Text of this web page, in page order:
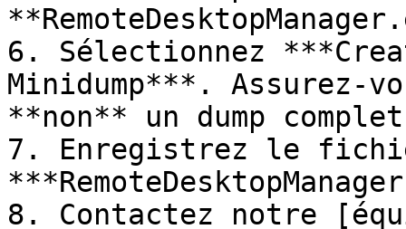
6. Sélectionnez
Minidump***. Assurez-
**non** un dump
7. Enregistrez le
8. Contactez notre